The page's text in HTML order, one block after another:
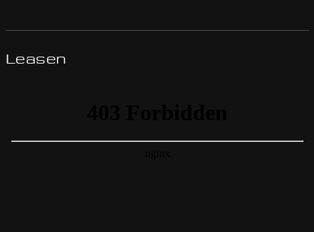
Leasen